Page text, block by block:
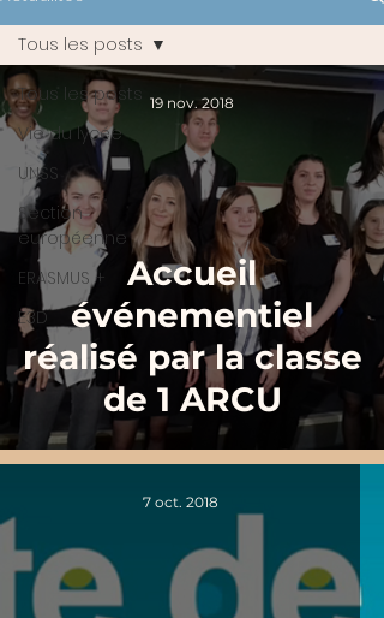
Tous les posts
Vie du lycée
UNSS
Section
européenne
ERASMUS +
E3D
Tous les posts
Accueil
événementiel
réalisé par la classe
de 1 ARCU
19 nov. 2018
7 oct. 2018